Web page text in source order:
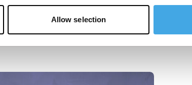
Allow selection